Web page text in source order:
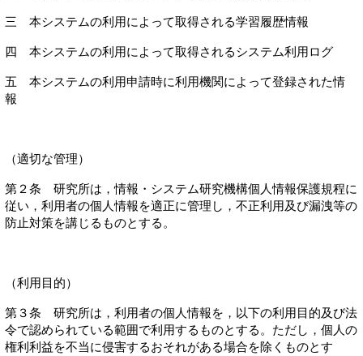
三 本システムの利用によって取得される学習履歴情報
四 本システムの利用によって取得されるシステム利用ログ
五 本システムの利用申請時に利用機関によって登録された情
報
（適切な管理）
第２条 研究所は，情報・システム研究機構個人情報保護規程に
従い，利用者の個人情報を適正に管理し，不正利用及び漏洩等の
防止対策を講じるものとする。
（利用目的）
第３条 研究所は，利用者の個人情報を，以下の利用目的及び法
令で認められている範囲で利用するものとする。ただし，個人の
権利利益を不当に侵害するおそれがある場合を除くものとす